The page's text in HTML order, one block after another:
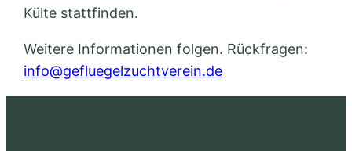
Külte stattfinden.
Weitere Informationen folgen. Rückfragen:
info@gefluegelzuchtverein.de